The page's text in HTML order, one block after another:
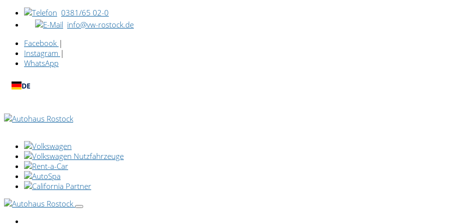
0381/65 02-0
info@vw-rostock.de
Facebook |
Instagram |
WhatsApp
DE